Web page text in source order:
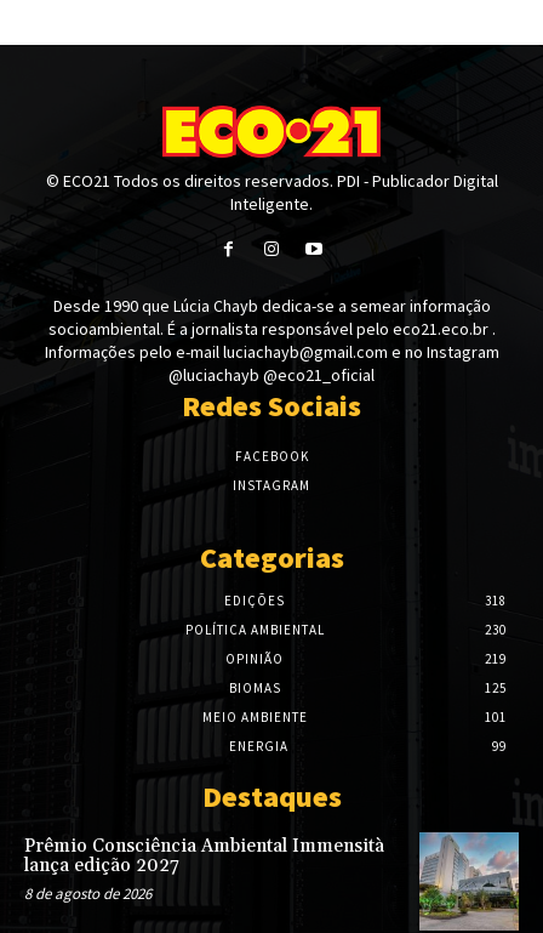
© ECO21 Todos os direitos reservados. PDI - Publicador Digital
Inteligente.
Desde 1990 que Lúcia Chayb dedica-se a semear informação
socioambiental. É a jornalista responsável pelo eco21.eco.br .
Informações pelo e-mail luciachayb@gmail.com e no Instagram
@luciachayb @eco21_oficial
Redes Sociais
FACEBOOK
INSTAGRAM
Categorias
EDIÇÕES
318
POLÍTICA AMBIENTAL
230
OPINIÃO
219
BIOMAS
125
MEIO AMBIENTE
101
ENERGIA
99
Destaques
Prêmio Consciência Ambiental Immensità
lança edição 2027
8 de agosto de 2026